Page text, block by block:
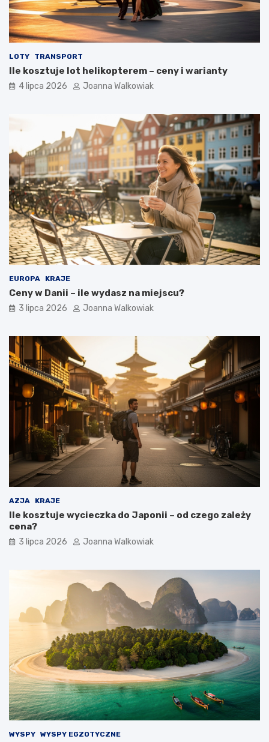
LOTY TRANSPORT
Ile kosztuje lot helikopterem – ceny i warianty
4 lipca 2026 Joanna Walkowiak
EUROPA KRAJE
Ceny w Danii – ile wydasz na miejscu?
3 lipca 2026 Joanna Walkowiak
AZJA KRAJE
Ile kosztuje wycieczka do Japonii – od czego zależy
cena?
3 lipca 2026 Joanna Walkowiak
WYSPY WYSPY EGZOTYCZNE